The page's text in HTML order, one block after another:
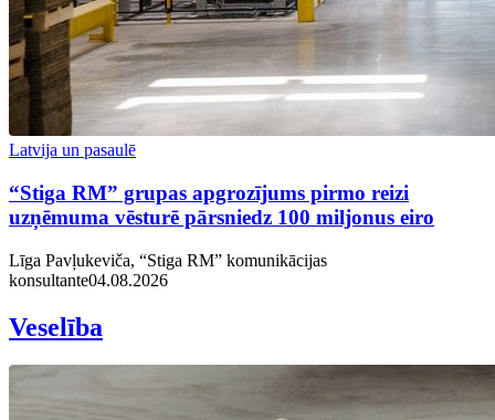
Latvija un pasaulē
“Stiga RM” grupas apgrozījums pirmo reizi
uzņēmuma vēsturē pārsniedz 100 miljonus eiro
Līga Pavļukeviča, “Stiga RM” komunikācijas
konsultante04.08.2026
Veselība